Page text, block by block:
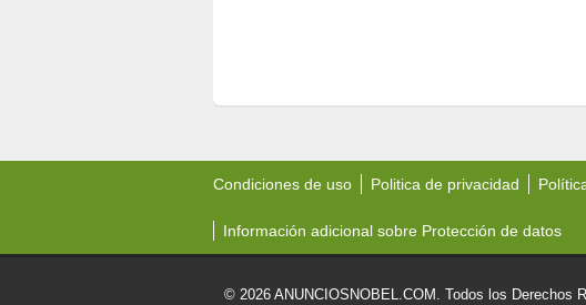
Condiciones de uso Politica de privacidad
Información adicional sobre Protección de datos
© 2026 ANUNCIOSNOBEL.COM. Todos los Derechos